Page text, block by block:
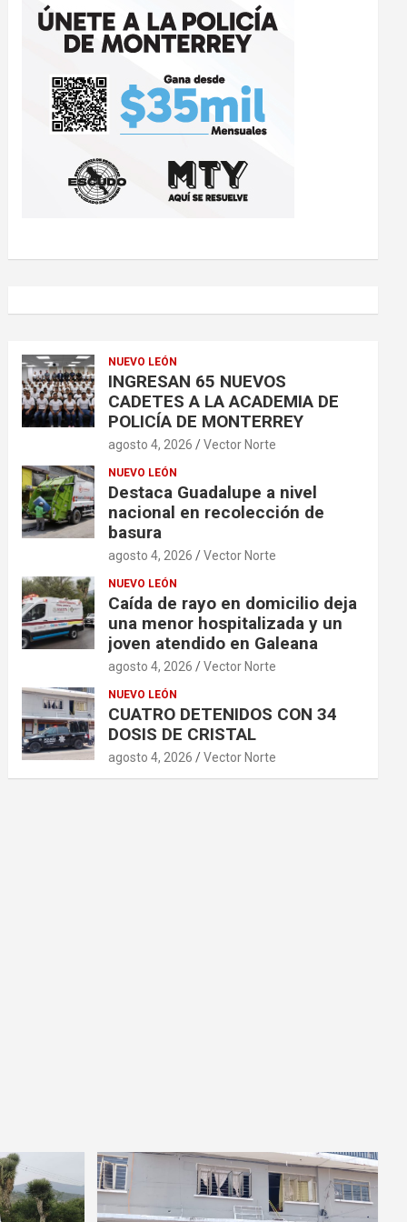
NUEVO LEÓN
INGRESAN 65 NUEVOS
CADETES A LA ACADEMIA DE
POLICÍA DE MONTERREY
agosto 4, 2026 Vector Norte
NUEVO LEÓN
Destaca Guadalupe a nivel
nacional en recolección de
basura
agosto 4, 2026 Vector Norte
NUEVO LEÓN
Caída de rayo en domicilio deja
una menor hospitalizada y un
joven atendido en Galeana
agosto 4, 2026 Vector Norte
NUEVO LEÓN
CUATRO DETENIDOS CON 34
DOSIS DE CRISTAL
agosto 4, 2026 Vector Norte